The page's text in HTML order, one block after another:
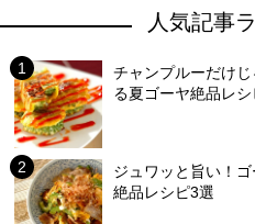
人気記事
チャンプルーだけ
る夏ゴーヤ絶品レシ
ジュワッと旨い！
絶品レシピ3選